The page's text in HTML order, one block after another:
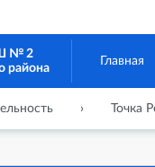
№ 2
района
Главная
Точка